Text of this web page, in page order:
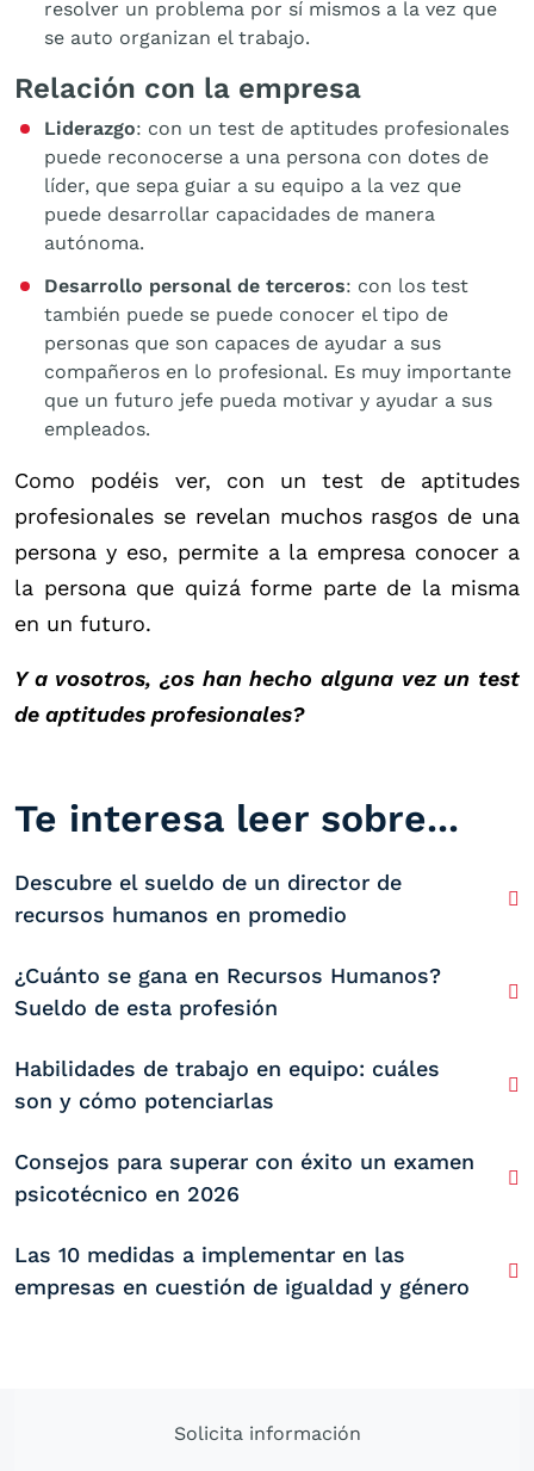
resolver un problema por sí mismos a la vez que
se auto organizan el trabajo.
Relación con la empresa
Liderazgo: con un test de aptitudes profesionales
puede reconocerse a una persona con dotes de
líder, que sepa guiar a su equipo a la vez que
puede desarrollar capacidades de manera
autónoma.
Desarrollo personal de terceros: con los test
también puede se puede conocer el tipo de
personas que son capaces de ayudar a sus
compañeros en lo profesional. Es muy importante
que un futuro jefe pueda motivar y ayudar a sus
empleados.
Como podéis ver, con un test de aptitudes
profesionales se revelan muchos rasgos de una
persona y eso, permite a la empresa conocer a
la persona que quizá forme parte de la misma
en un futuro.
Y a vosotros, ¿os han hecho alguna vez un test
de aptitudes profesionales?
Te interesa leer sobre...
Descubre el sueldo de un director de
recursos humanos en promedio
¿Cuánto se gana en Recursos Humanos?
Sueldo de esta profesión
Habilidades de trabajo en equipo: cuáles
son y cómo potenciarlas
Consejos para superar con éxito un examen
psicotécnico en 2026
Las 10 medidas a implementar en las
empresas en cuestión de igualdad y género
Solicita información